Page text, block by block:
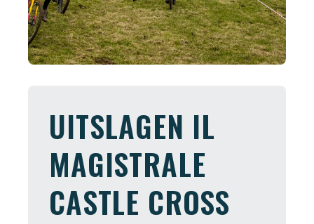
UITSLAGEN IL
MAGISTRALE
CASTLE CROSS